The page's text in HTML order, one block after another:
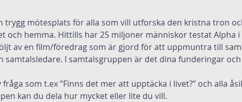
trygg mötesplats för alla som vill utforska den kristna tron
och hemma. Hittills har 25 miljoner människor testat Alpha i
av en film/föredrag som är gjord för att uppmuntra till
samtalsledare. I samtalsgruppen är det dina funderingar
som t.ex ”Finns det mer att upptäcka i livet?” och alla
kan du dela hur mycket eller lite du vill.